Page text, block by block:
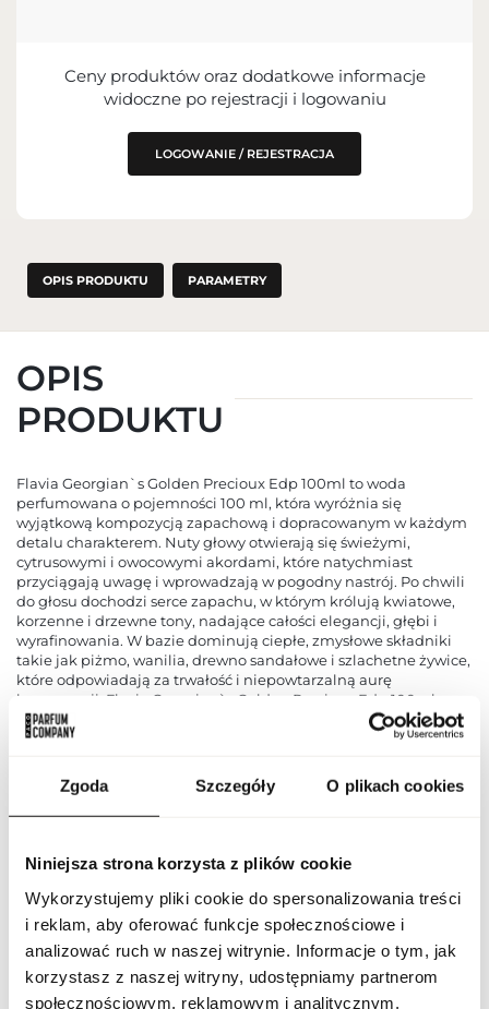
Zgoda Szczegóły O plikach cookies
Niniejsza strona korzysta z plików cookie
Wykorzystujemy pliki cookie do spersonalizowania treści
i reklam, aby oferować funkcje społecznościowe i
analizować ruch w naszej witrynie. Informacje o tym, jak
korzystasz z naszej witryny, udostępniamy partnerom
społecznościowym, reklamowym i analitycznym.
IMPORTER
PODMIOT ODPOWIEDZIALNY ZA
WPROWADZENIE DO UE
Ceny produktów oraz dodatkowe informacje
widoczne po rejestracji i logowaniu
LOGOWANIE / REJESTRACJA
OPIS PRODUKTU PARAMETRY
OPIS
PRODUKTU
Flavia Georgian`s Golden Precioux Edp 100ml to woda
perfumowana o pojemności 100 ml, która wyróżnia się
wyjątkową kompozycją zapachową i dopracowanym w każdym
detalu charakterem. Nuty głowy otwierają się świeżymi,
cytrusowymi i owocowymi akordami, które natychmiast
przyciągają uwagę i wprowadzają w pogodny nastrój. Po chwili
do głosu dochodzi serce zapachu, w którym królują kwiatowe,
korzenne i drzewne tony, nadające całości elegancji, głębi i
wyrafinowania. W bazie dominują ciepłe, zmysłowe składniki
takie jak piżmo, wanilia, drewno sandałowe i szlachetne żywice,
które odpowiadają za trwałość i niepowtarzalną aurę
kompozycji. Flavia Georgian`s Golden Precioux Edp 100ml
zachwyca nie tylko zapachem, ale również starannie
zaprojektowanym flakonem, który podkreśla luksusowy
Intensywność zapachu została dobrana tak, aby utrzymywał się
na skórze przez wiele godzin, pozostawiając subtelny, ale
wyraźny ślad. Doskonale sprawdzi się zarówno na co dzień, do
oraz wyjątkowe okazje, podkreślając styl i osobowość osoby,
która go nosi. To doskonały wybór dla osób ceniących wysoką
jakość, wyrafinowany styl i niezapomniane doznania
olfaktoryczne.
PARAMETRY